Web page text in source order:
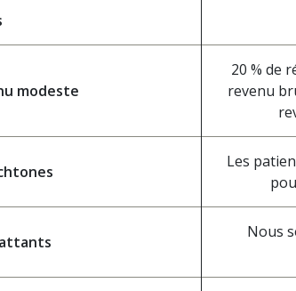
modeste
20 % de
revenu
Les
Nous